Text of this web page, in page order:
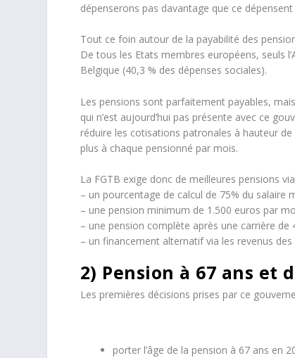
dépenserons pas davantage que ce
Tout ce foin autour de la payabilité des
De tous les Etats membres européens, seuls
Belgique (40,3 % des dépenses sociales).
Les pensions sont parfaitement payables,
qui n’est aujourd’hui pas présente avec ce
réduire les cotisations patronales à hauteur
plus à chaque pensionné par mois.
La FGTB exige donc de meilleures pensions
– un pourcentage de calcul de 75% du salaire
– une pension minimum de 1.500 euros par
– une pension complète après une carrière de
– un financement alternatif via les revenus des
2) Pension à 67 ans et
Les premières décisions prises par ce
porter l’âge de la pension à 67 ans en